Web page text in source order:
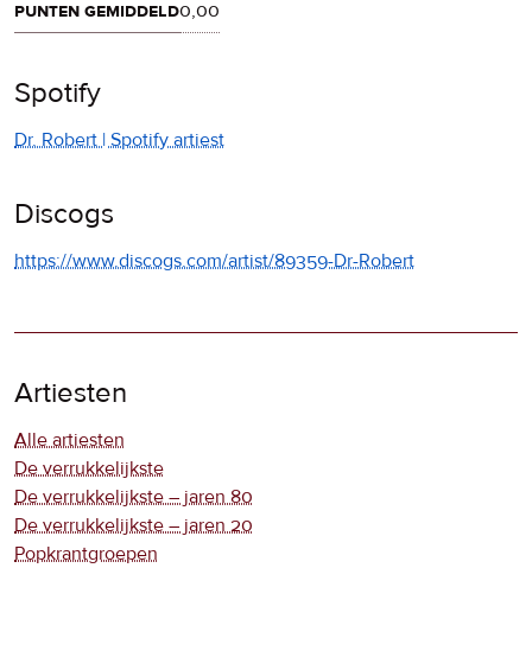
punten gemiddeld0,00
Spotify
Dr. Robert | Spotify artiest
Discogs
https://www.discogs.com/artist/89359-Dr-Robert
Artiesten
Alle artiesten
De verrukkelijkste
De verrukkelijkste – jaren 80
De verrukkelijkste – jaren 20
Popkrantgroepen